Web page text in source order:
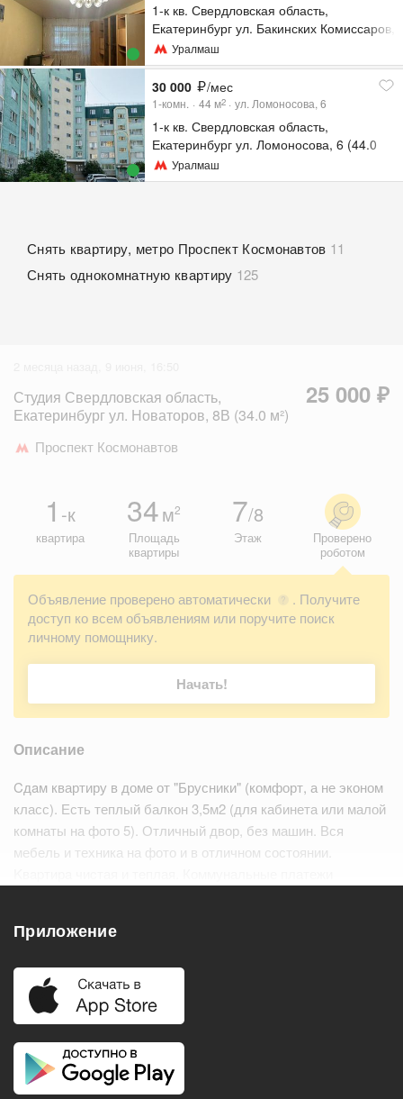
1-к кв. Свердловская область,
Екатеринбург ул. Бакинских Комиссаров,
24А (30.0 м²)
Уралмаш
30 000 /мес
1-комн. 44 м2 ул. Ломоносова, 6
1-к кв. Свердловская область,
Екатеринбург ул. Ломоносова, 6 (44.0
м²) Уралмаш
Снять квартиру, метро Проспект Космонавтов 11
Снять однокомнатную квартиру 125
Студия Свердловская область,
Екатеринбург ул. Новаторов, 8В (34.0 м²)
25 000 ₽
Проспект Космонавтов
1 -к
квартира
34м2
Площадь
квартиры
7/8
Этаж
Проверено
роботом
Объявление проверено автоматически ?
. Получите
доступ ко всем объявлениям или поручите поиск
личному помощнику.
Начать!
Описание
Cдaм квартиру в доме от "Брусники" (комфорт, а не эконом
класс). Есть теплый балкон 3,5м2 (для кабинета или малой
комнаты на фото 5). Отличный двор, без машин. Вся
мебель и техника на фото и в отличном состоянии.
Удобства
Балкон
Холодильник
Телевизор
Кондиционер
Приложение